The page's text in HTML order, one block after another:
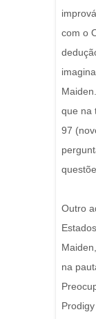
com o
que na
97
Outro
na